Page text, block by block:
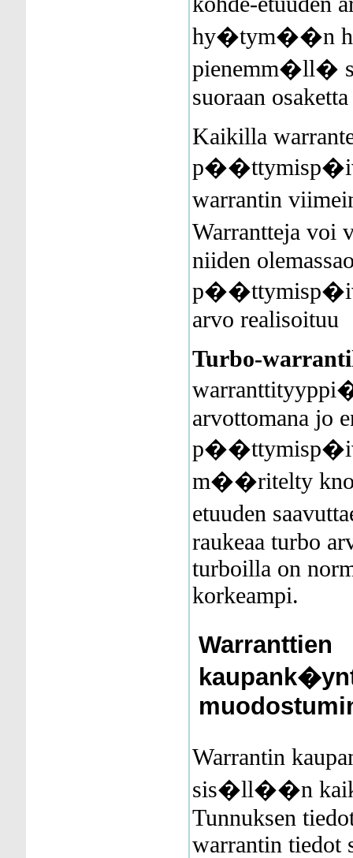
hy�tym��n
pienemm�ll�
suoraan
Kaikilla
warrantin
Warrantteja voi
niiden
arvo realisoituu
Turbo-
arvottomana jo
m��ritelty
etuuden
raukeaa turbo
turboilla on
korkeampi.
Warranttien
Warrantin
sis�ll��n
Tunnuksen
warrantin tiedot